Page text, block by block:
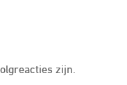
zijn.